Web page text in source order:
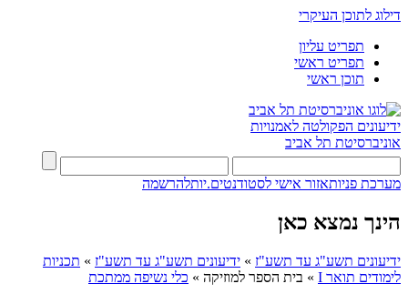
דילוג לתוכן העיקרי
תפריט עליון
תפריט ראשי
תוכן ראשי
ידיעונים הפקולטה לאמנויות
אוניברסיטת תל אביב
מערכת פניותאזור אישי לסטודנטים.יותלהרשמה
הינך נמצא כאן
ידיעונים תשע"ג עד תשע"ז » ידיעונים תשע"ג עד תשע"ז » תכניות
לימודים תואר I
» בית הספר למוזיקה » כלי נשיפה ממתכת